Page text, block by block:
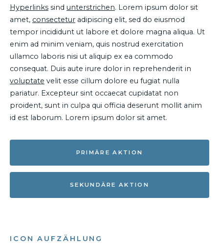
Hyperlinks sind unterstrichen. Lorem ipsum dolor sit
amet, consectetur adipiscing elit, sed do eiusmod
tempor incididunt ut labore et dolore magna aliqua. Ut
enim ad minim veniam, quis nostrud exercitation
ullamco laboris nisi ut aliquip ex ea commodo
consequat. Duis aute irure dolor in reprehenderit in
voluptate velit esse cillum dolore eu fugiat nulla
pariatur. Excepteur sint occaecat cupidatat non
proident, sunt in culpa qui officia deserunt mollit anim
id est laborum. Lorem ipsum dolor sit amet.
PRIMÄRE AKTION
SEKUNDÄRE AKTION
ICON AUFZÄHLUNG